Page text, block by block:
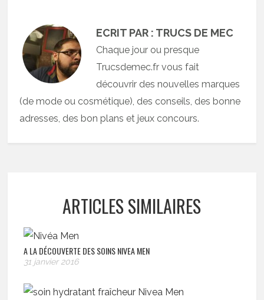
ECRIT PAR : TRUCS DE MEC
Chaque jour ou presque
Trucsdemec.fr vous fait
découvrir des nouvelles marques
(de mode ou cosmétique), des conseils, des bonne
adresses, des bon plans et jeux concours.
ARTICLES SIMILAIRES
A LA DÉCOUVERTE DES SOINS NIVEA MEN
31 janvier 2016